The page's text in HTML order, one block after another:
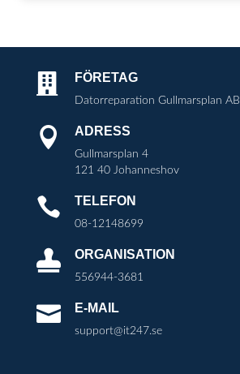
 FÖRETAG
Datorreparation Gullmarsplan AB
 ADRESS
Gullmarsplan 4
121 40 Johanneshov
 TELEFON
08-12148699
 ORGANISATION
556944-3681
 E-MAIL
support@it247.se